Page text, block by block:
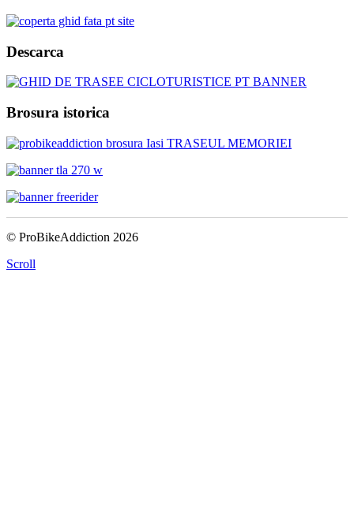
Descarca
Brosura istorica
© ProBikeAddiction 2026
Scroll